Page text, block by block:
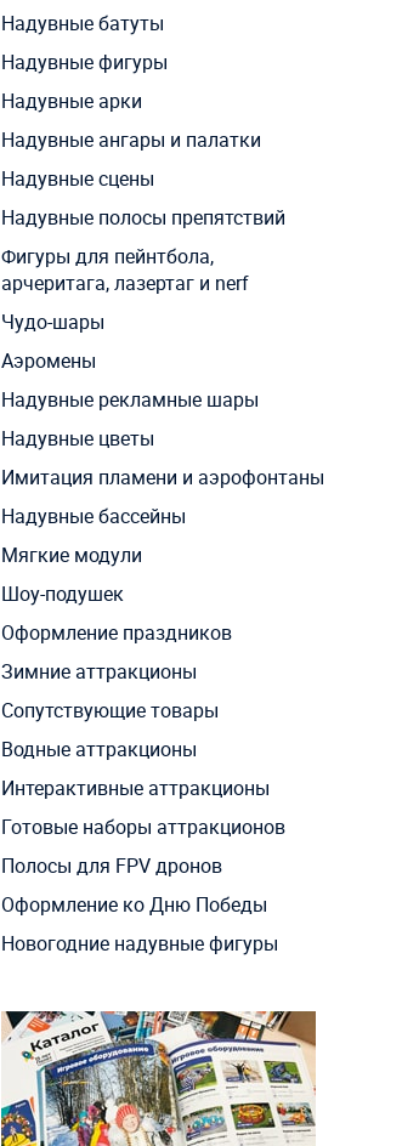
Надувные батуты
Надувные фигуры
Надувные арки
Надувные ангары и палатки
Надувные сцены
Надувные полосы препятствий
Фигуры для пейнтбола,
арчеритага, лазертаг и nerf
Чудо-шары
Аэромены
Надувные рекламные шары
Надувные цветы
Имитация пламени и аэрофонтаны
Надувные бассейны
Мягкие модули
Шоу-подушек
Оформление праздников
Зимние аттракционы
Сопутствующие товары
Водные аттракционы
Интерактивные аттракционы
Готовые наборы аттракционов
Полосы для FPV дронов
Оформление ко Дню Победы
Новогодние надувные фигуры